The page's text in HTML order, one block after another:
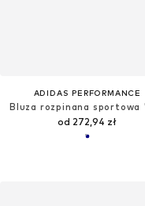
ADIDAS PERFORMANCE
od 272,94 zł